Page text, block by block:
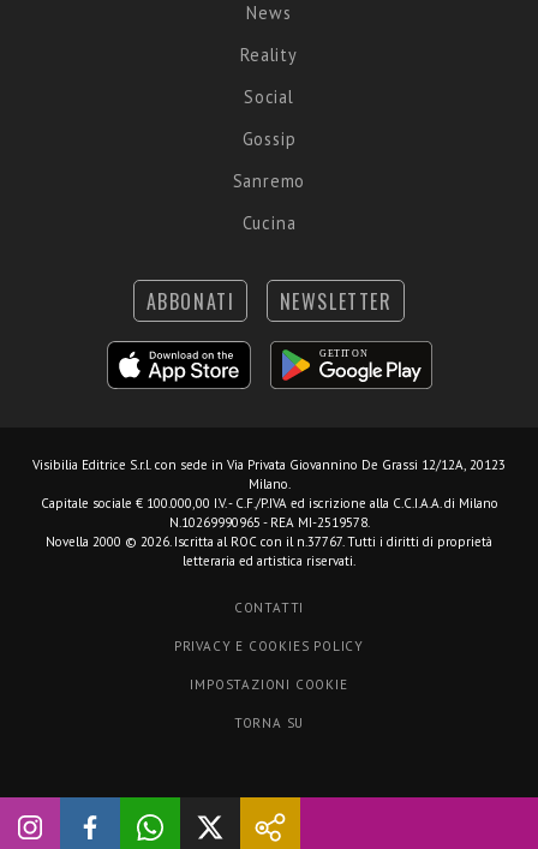
News
Reality
Social
Gossip
Sanremo
Cucina
ABBONATI NEWSLETTER
Visibilia Editrice S.r.l. con sede in Via Privata Giovannino De Grassi 12/12A, 20123
Milano.
Capitale sociale € 100.000,00 I.V. - C.F./P.IVA ed iscrizione alla C.C.I.A.A. di Milano
N.10269990965 - REA MI-2519578.
Novella 2000 © 2026. Iscritta al ROC con il n.37767. Tutti i diritti di proprietà
letteraria ed artistica riservati.
CONTATTI
PRIVACY E COOKIES POLICY
IMPOSTAZIONI COOKIE
TORNA SU